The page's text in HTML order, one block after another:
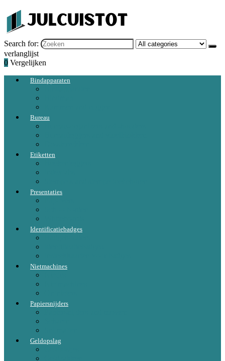
Search for:
verlanglijst
0 Vergelijken
Bindapparaten
Bureau
Etiketten
Presentaties
Identificatiebadges
Nietmachines
Papiersnijders
Geldopslag